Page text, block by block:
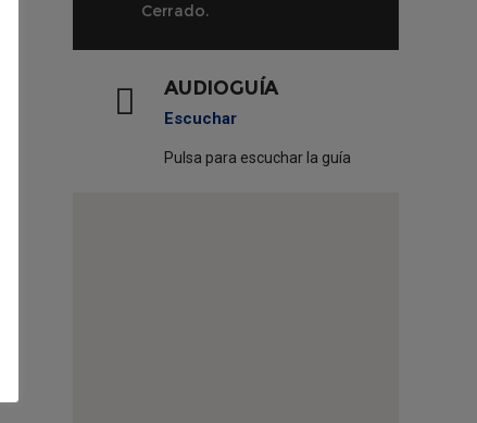
Cerrado.
AUDIOGUÍA
Escuchar
Pulsa para escuchar la guía